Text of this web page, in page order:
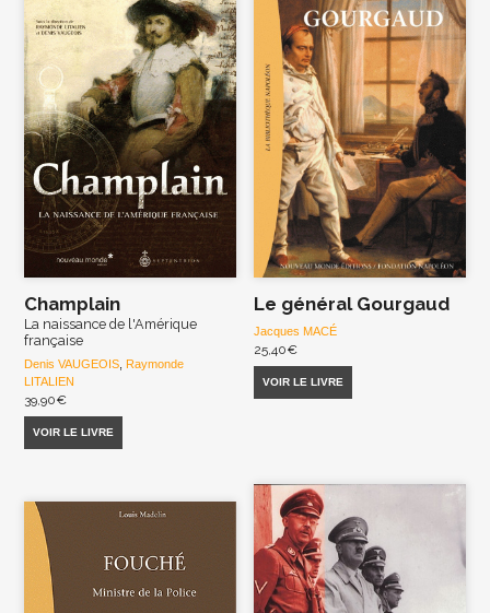
Champlain
La naissance de l'Amérique
française
Denis VAUGEOIS
Raymonde
LITALIEN
39,90€
VOIR LE LIVRE
Le général Gourgaud
Jacques MACÉ
25,40€
VOIR LE LIVRE